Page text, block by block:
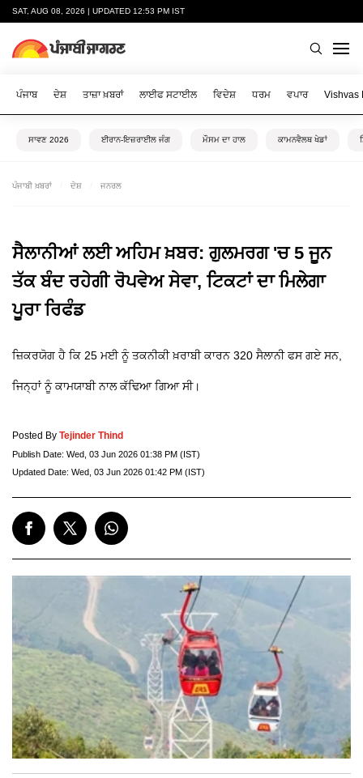
SAT, AUG 08, 2026 | UPDATED 12:53 PM IST
ਪੰਜਾਬ ਦੇਸ਼ ਤਾਜ਼ਾ ਖ਼ਬਰਾਂ ਲਾਈਫ ਸਟਾਈਲ ਵਿਦੇਸ਼ ਧਰਮ ਵਪਾਰ Vishvas
ਸਾਵਣ 2026 ਈਰਾਨ-ਇਜ਼ਰਾਈਲ ਜੰਗ ਮੌਸਮ ਦਾ ਹਾਲ ਕਾਮਨਵੈਲਥ ਖੇਡਾਂ
ਪੰਜਾਬੀ ਖ਼ਬਰਾਂ ਦੇਸ਼ ਜਨਰਲ
ਸੈਲਾਨੀਆਂ ਲਈ ਅਹਿਮ ਖ਼ਬਰ: ਗੁਲਮਰਗ 'ਚ 5 ਜੂਨ
ਤੱਕ ਬੰਦ ਰਹੇਗੀ ਰੋਪਵੇਅ ਸੇਵਾ, ਟਿਕਟਾਂ ਦਾ ਮਿਲੇਗਾ
ਪੂਰਾ ਰਿਫੰਡ
ਜ਼ਿਕਰਯੋਗ ਹੈ ਕਿ 25 ਮਈ ਨੂੰ ਤਕਨੀਕੀ ਖ਼ਰਾਬੀ ਕਾਰਨ 320 ਸੈਲਾਨੀ ਫਸ ਗਏ ਸਨ,
ਜਿਨ੍ਹਾਂ ਨੂੰ ਕਾਮਯਾਬੀ ਨਾਲ ਕੱਢਿਆ ਗਿਆ ਸੀ।
Posted By Tejinder Thind
Publish Date: Wed, 03 Jun 2026 01:38 PM (IST)
Updated Date: Wed, 03 Jun 2026 01:42 PM (IST)